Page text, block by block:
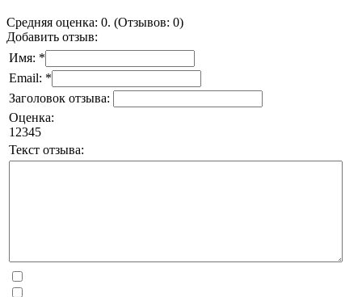
Средняя оценка: 0. (Отзывов: 0)
Добавить отзыв:
Имя: *
Email: *
Заголовок отзыва:
Оценка:
1 2345
Текст отзыва: